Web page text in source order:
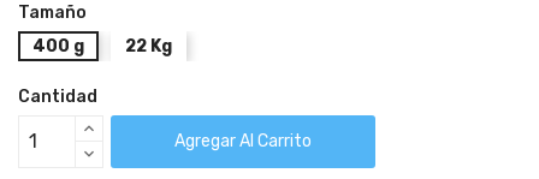
Tamaño
400 g
22 Kg
Cantidad
Agregar Al Carrito